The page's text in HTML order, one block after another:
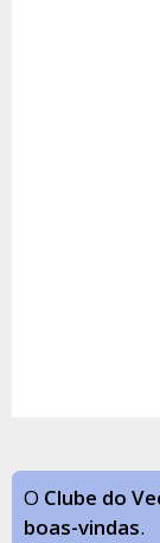
O Clube do
boas-vindas.